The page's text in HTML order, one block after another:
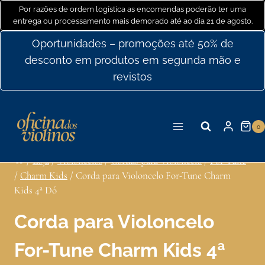
para
conteúdo
Por razões de ordem logística as encomendas poderão ter uma
entrega ou processamento mais demorado até ao dia 21 de agosto.
Oportunidades – promoções até 50% de
desconto em produtos em segunda mão e
revistos
0
/Loja/Violoncelos/Cordas para Violoncelo/For Tune
/ Charm Kids / Corda para Violoncelo For-Tune Charm
Kids 4ª Dó
Corda para Violoncelo
For-Tune Charm Kids 4ª